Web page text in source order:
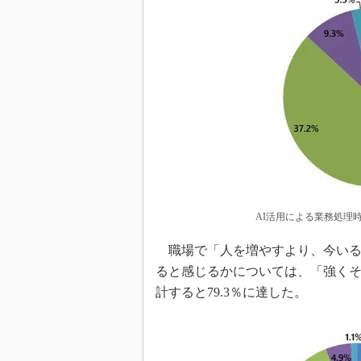
AI活用による業務処理
職場で「人を増やすより、今い
ると感じるかについては、「強く
計すると79.3％に達した。